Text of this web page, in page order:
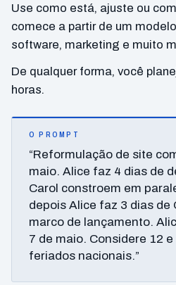
Use como está, ajuste ou
comece a partir de um
software, marketing e muito
De qualquer forma, você
horas.
O PROMPT
“Reformulação de site
maio. Alice faz 4 dias de
Carol constroem em
depois Alice faz 3 dias de
marco de lançamento.
7 de maio. Considere 12
feriados nacionais.”